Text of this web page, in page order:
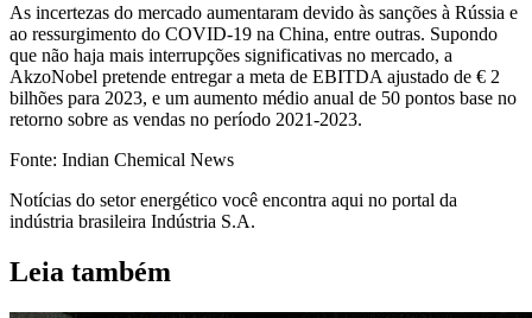
As incertezas do mercado aumentaram devido às sanções à Rússia e
ao ressurgimento do COVID-19 na China, entre outras. Supondo
que não haja mais interrupções significativas no mercado, a
AkzoNobel pretende entregar a meta de EBITDA ajustado de € 2
bilhões para 2023, e um aumento médio anual de 50 pontos base no
retorno sobre as vendas no período 2021-2023.
Fonte: Indian Chemical News
Notícias do setor energético você encontra aqui no portal da
indústria brasileira Indústria S.A.
Leia também